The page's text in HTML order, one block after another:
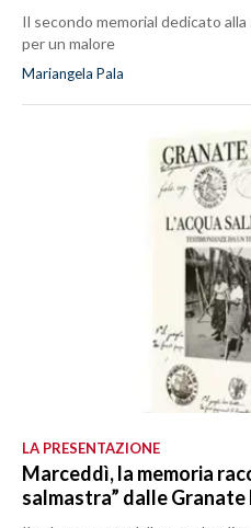
Il secondo memorial dedicato
per un malore
Mariangela Pala
LA PRESENTAZIONE
Marceddì, la memoria
salmastra” dalle Granate